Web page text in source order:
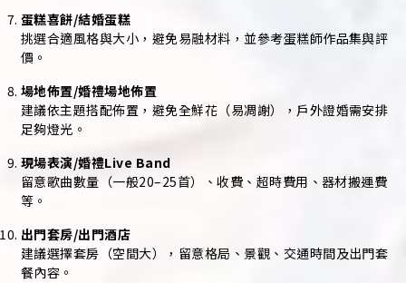
蛋糕喜餅/結婚蛋糕
挑選合適風格與大小，避免易融材料，並參考蛋糕師作品集與評
價。
場地佈置/婚禮場地佈置
建議依主題搭配佈置，避免全鮮花（易凋謝），戶外證婚需安排
足夠燈光。
現場表演/婚禮Live Band
留意歌曲數量（一般20–25首）、收費、超時費用、器材搬運費
等。
出門套房/出門酒店
建議選擇套房（空間大），留意格局、景觀、交通時間及出門套
餐內容。